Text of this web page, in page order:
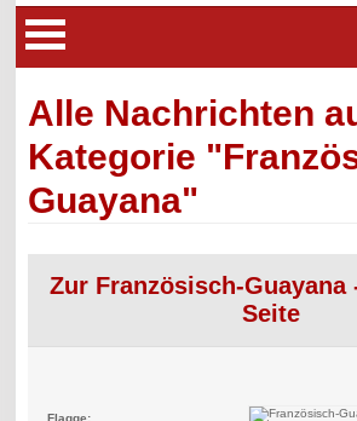
Alle Nachrichten
Kategorie
Guayana"
Zur Französisch-Guayana
Seite
Flagge: